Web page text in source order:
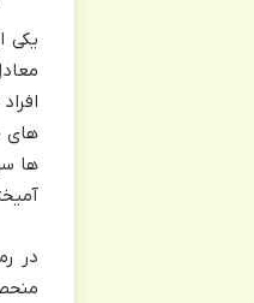
یکی
های
ها
در